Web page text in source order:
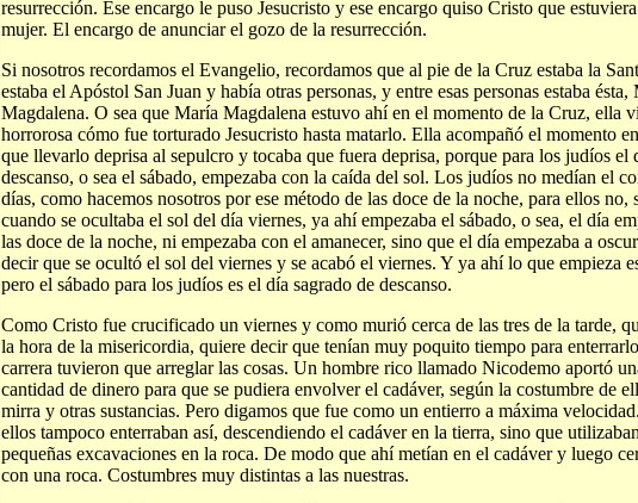
resurrección. Ese encargo le puso Jesucristo y ese encargo quiso Cristo que
mujer. El encargo de anunciar el gozo de la resurrección.
Si nosotros recordamos el Evangelio, recordamos que al pie de la Cruz estaba la
estaba el Apóstol San Juan y había otras personas, y entre esas personas estaba ésta,
Magdalena. O sea que María Magdalena estuvo ahí en el momento de la Cruz, ella
horrorosa cómo fue torturado Jesucristo hasta matarlo. Ella acompañó el momento
que llevarlo deprisa al sepulcro y tocaba que fuera deprisa, porque para los judíos el
descanso, o sea el sábado, empezaba con la caída del sol. Los judíos no medían el
días, como hacemos nosotros por ese método de las doce de la noche, para ellos no,
cuando se ocultaba el sol del día viernes, ya ahí empezaba el sábado, o sea, el día
las doce de la noche, ni empezaba con el amanecer, sino que el día empezaba a
decir que se ocultó el sol del viernes y se acabó el viernes. Y ya ahí lo que empieza
pero el sábado para los judíos es el día sagrado de descanso.
Como Cristo fue crucificado un viernes y como murió cerca de las tres de la tarde,
la hora de la misericordia, quiere decir que tenían muy poquito tiempo para
carrera tuvieron que arreglar las cosas. Un hombre rico llamado Nicodemo aportó
cantidad de dinero para que se pudiera envolver el cadáver, según la costumbre de
mirra y otras sustancias. Pero digamos que fue como un entierro a máxima
ellos tampoco enterraban así, descendiendo el cadáver en la tierra, sino que
pequeñas excavaciones en la roca. De modo que ahí metían en el cadáver y luego
con una roca. Costumbres muy distintas a las nuestras.